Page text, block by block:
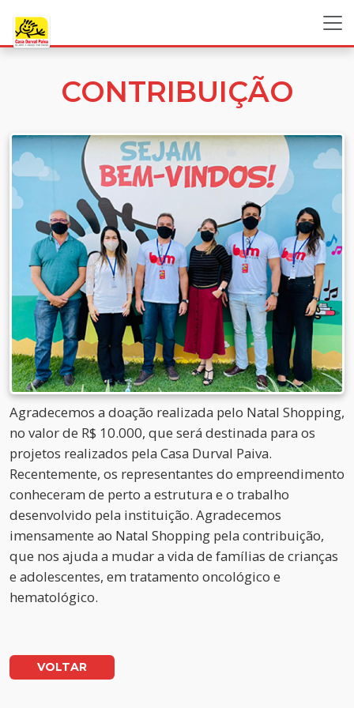
CONTRIBUIÇÃO
Agradecemos a doação realizada pelo Natal Shopping,
no valor de R$ 10.000, que será destinada para os
projetos realizados pela Casa Durval Paiva.
Recentemente, os representantes do empreendimento
conheceram de perto a estrutura e o trabalho
desenvolvido pela instituição. Agradecemos
imensamente ao Natal Shopping pela contribuição,
que nos ajuda a mudar a vida de famílias de crianças
e adolescentes, em tratamento oncológico e
hematológico.
VOLTAR